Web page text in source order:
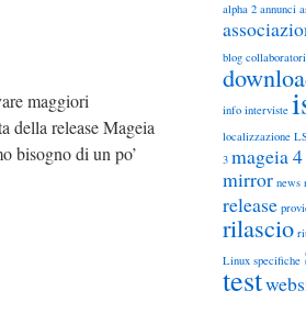
maggiori
della release Mageia
bisogno di un po’
alpha 2 annunci
blog collaboratori
info interviste
localizzazione
3 mageia 4
mirror news
release
rilascio
Linux specifiche
test